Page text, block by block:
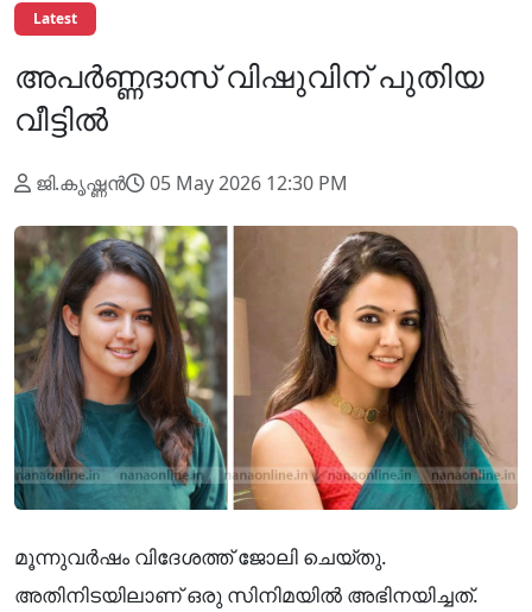
Latest
അപർണ്ണദാസ് വിഷുവിന് പുതിയ
വീട്ടിൽ
ജി.കൃഷ്ണൻ 05 May 2026 12:30 PM
മൂന്നുവർഷം വിദേശത്ത് ജോലി ചെയ്തു.
അതിനിടയിലാണ് ഒരു സിനിമയിൽ അഭിനയിച്ചത്.